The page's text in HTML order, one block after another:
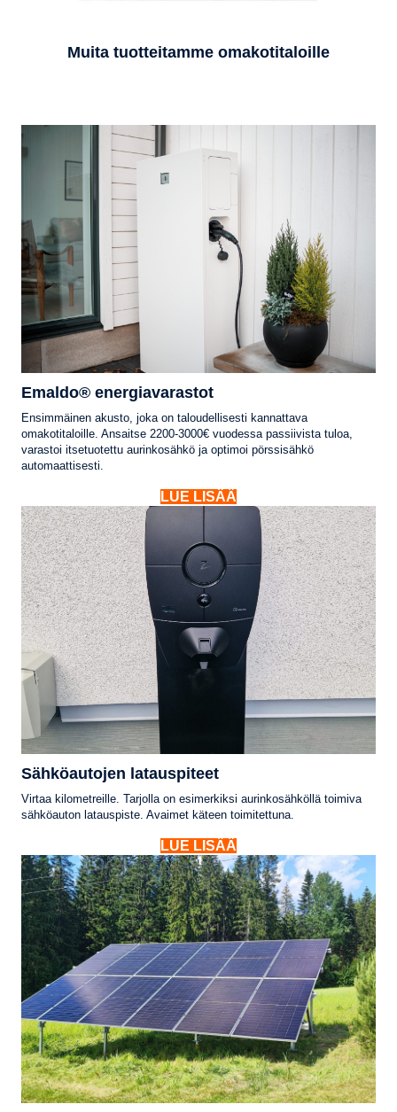
Muita tuotteitamme omakotitaloille
Emaldo® energiavarastot
Ensimmäinen akusto, joka on taloudellisesti kannattava
omakotitaloille. Ansaitse 2200-3000€ vuodessa passiivista tuloa,
varastoi itsetuotettu aurinkosähkö ja optimoi pörssisähkö
automaattisesti.
LUE LISÄÄ
Sähköautojen latauspiteet
Virtaa kilometreille. Tarjolla on esimerkiksi aurinkosähköllä toimiva
sähköauton latauspiste. Avaimet käteen toimitettuna.
LUE LISÄÄ